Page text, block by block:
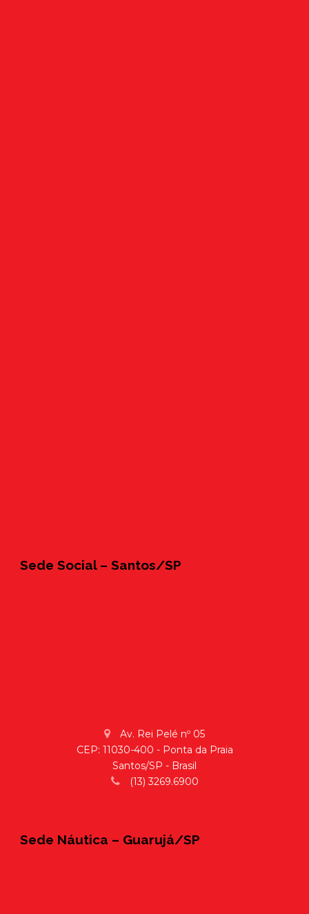
Sede Social – Santos/SP
Av. Rei Pelé nº 05
CEP: 11030-400 - Ponta da Praia
Santos/SP - Brasil
(13) 3269.6900
Sede Náutica – Guarujá/SP